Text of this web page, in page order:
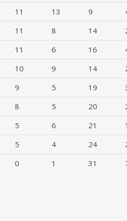
11 13 9
11 8 14
11 6 16
10 9 14
9 5 19
8 5 20
5 6 21
5 4 24
0 1 31